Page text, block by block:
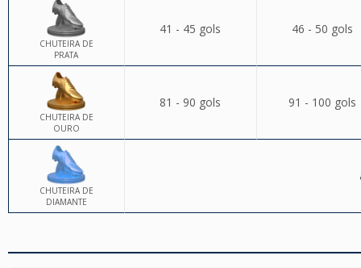
CHUTEIRA DE
PRATA
41 - 45 gols 46 - 50 gols
CHUTEIRA DE
OURO
81 - 90 gols 91 - 100 gols
CHUTEIRA DE
DIAMANTE